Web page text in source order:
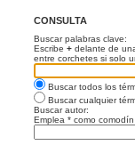
CONSULTA
Buscar palabras clave:
Escribe + delante de
entre corchetes si solo
Buscar todos los
Buscar cualquier
Buscar autor:
Emplea * como